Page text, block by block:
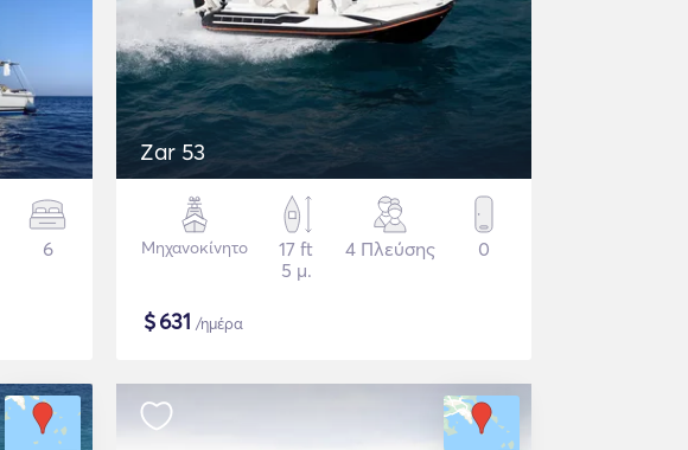
6
Zar 53
Μηχανοκίνητο
17 ft
5 μ.
4 Πλεύσης 0
$631 /ημέρα